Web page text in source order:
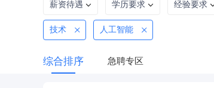
薪资待遇 学历要求 经验要求
技术 人工智能
综合排序 急聘专区